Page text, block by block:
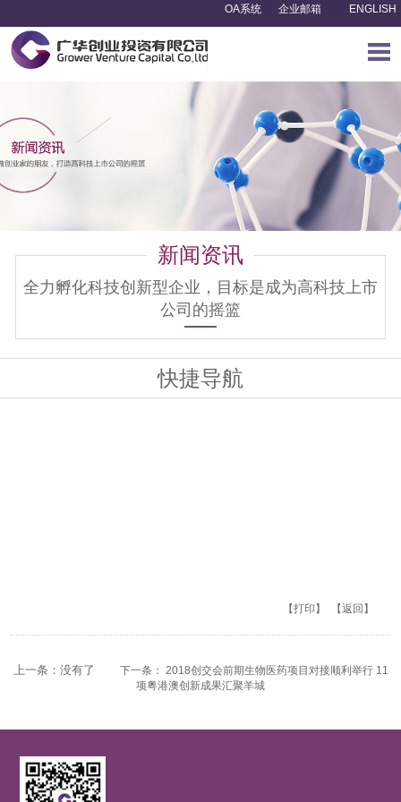
OA系统 企业邮箱 ENGLISH
新闻资讯
全力孵化科技创新型企业，目标是成为高科技上市
公司的摇篮
快捷导航
【打印】 【返回】
上一条：没有了
下一条： 2018创交会前期生物医药项目对接顺利举行 11
项粤港澳创新成果汇聚羊城